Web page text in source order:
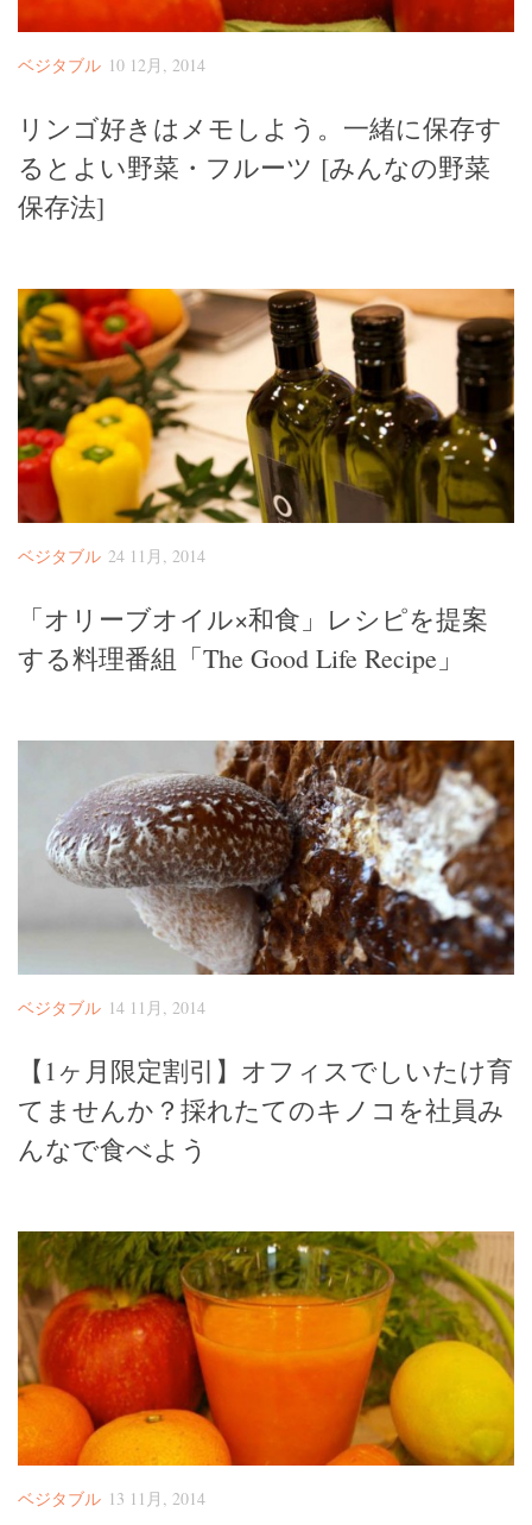
ベジタブル 10 12月, 2014
リンゴ好きはメモしよう。一緒に保存す
るとよい野菜・フルーツ [みんなの野菜
保存法]
ベジタブル 24 11月, 2014
「オリーブオイル×和食」レシピを提案
する料理番組「The Good Life Recipe」
ベジタブル 14 11月, 2014
【1ヶ月限定割引】オフィスでしいたけ育
てませんか？採れたてのキノコを社員み
んなで食べよう
ベジタブル 13 11月, 2014